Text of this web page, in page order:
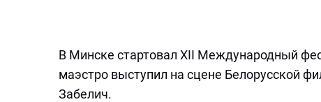
В Минске стартовал XII Международный
маэстро выступил на сцене Белорусской
Забелич.